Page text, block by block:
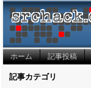
ホーム 記事投稿
記事カテゴリ